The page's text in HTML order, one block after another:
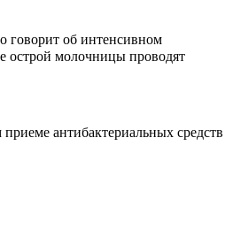
говорит об интенсивном
острой молочницы проводят
антибактериальных средств